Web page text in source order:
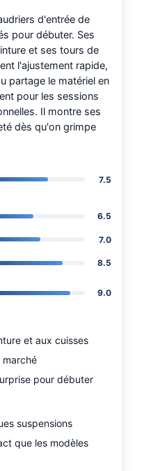
d'entrée de
pour débuter. Ses
et ses tours de
l'ajustement rapide,
partage le matériel en
pour les sessions
Il montre ses
dès qu'on grimpe
7.5
6.5
7.0
8.5
9.0
et aux cuisses
marché
pour débuter
suspensions
que les modèles